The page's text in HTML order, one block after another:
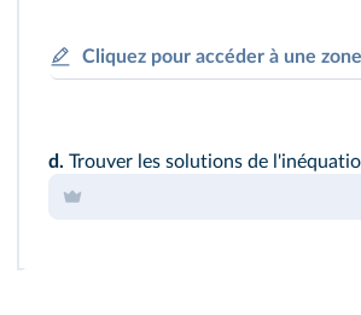
Cliquez pour accéder à une
d. Trouver les solutions de